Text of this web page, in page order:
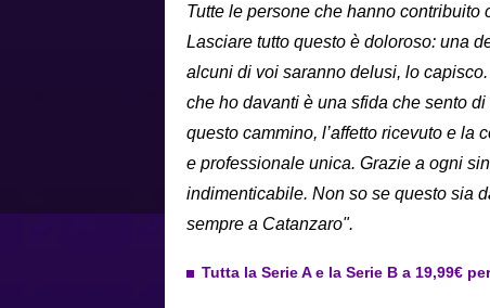
Tutte le persone che hanno contribuito
Lasciare tutto questo è doloroso: una
alcuni di voi saranno delusi, lo
che ho davanti è una sfida che sento
questo cammino, l’affetto ricevuto e la
e professionale unica. Grazie a ogni
indimenticabile. Non so se questo sia
sempre a Catanzaro".
Tutta la Serie A e la Serie B a 19,99€